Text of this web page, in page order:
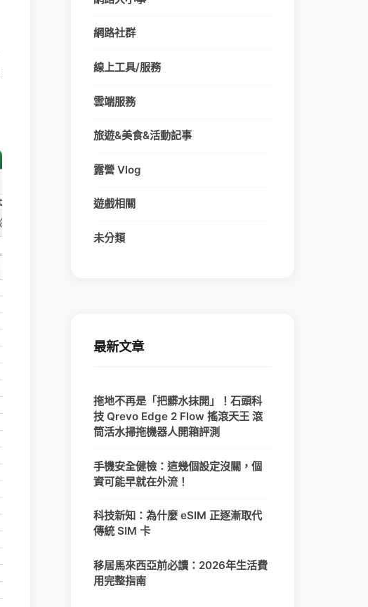
網路社群
線上工具/服務
雲端服務
旅遊&美食&活動記事
露營 Vlog
遊戲相關
未分類
最新文章
拖地不再是「把髒水抹開」！石頭科
技 Qrevo Edge 2 Flow 搖滾天王 滾
筒活水掃拖機器人開箱評測
手機安全健檢：這幾個設定沒關，個
資可能早就在外流！
科技新知：為什麼 eSIM 正逐漸取代
傳統 SIM 卡
移居馬來西亞前必讀：2026年生活費
用完整指南